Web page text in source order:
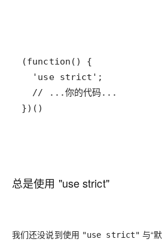
})()
总是使用 "use strict"
我们还没说到使用 "use strict" 与“